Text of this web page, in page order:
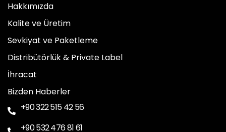
Hakkımızda
Kalite ve Üretim
Sevkiyat ve Paketleme
Distribütörlük & Private Label
İhracat
Bizden Haberler
+90 322 515 42 56
+90 532 476 81 61